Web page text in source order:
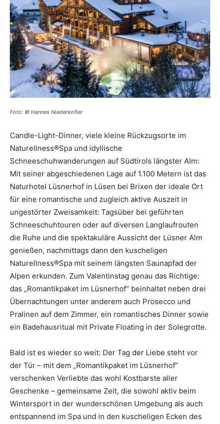
Reiseempfehlungen.
Foto: © Hannes Niederkofler
Candle-Light-Dinner, viele kleine Rückzugsorte im
Naturellness®Spa und idyllische
Schneeschuhwanderungen auf Südtirols längster Alm:
Mit seiner abgeschiedenen Lage auf 1.100 Metern ist das
Naturhotel Lüsnerhof in Lüsen bei Brixen der ideale Ort
für eine romantische und zugleich aktive Auszeit in
ungestörter Zweisamkeit: Tagsüber bei geführten
Schneeschuhtouren oder auf diversen Langlaufrouten
die Ruhe und die spektakuläre Aussicht der Lüsner Alm
genießen, nachmittags dann den kuscheligen
Naturellness®Spa mit seinem längsten Saunapfad der
Alpen erkunden. Zum Valentinstag genau das Richtige:
das „Romantikpaket im Lüsnerhof“ beinhaltet neben drei
Übernachtungen unter anderem auch Prosecco und
Pralinen auf dem Zimmer, ein romantisches Dinner sowie
ein Badehausritual mit Private Floating in der Solegrotte.
Bald ist es wieder so weit: Der Tag der Liebe steht vor
der Tür – mit dem „Romantikpaket im Lüsnerhof“
verschenken Verliebte das wohl Kostbarste aller
Geschenke – gemeinsame Zeit, die sowohl aktiv beim
Wintersport in der wunderschönen Umgebung als auch
entspannend im Spa und in den kuscheligen Ecken des